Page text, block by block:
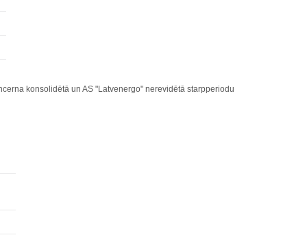
konsolidētā un AS "Latvenergo" nerevidētā starpperiodu